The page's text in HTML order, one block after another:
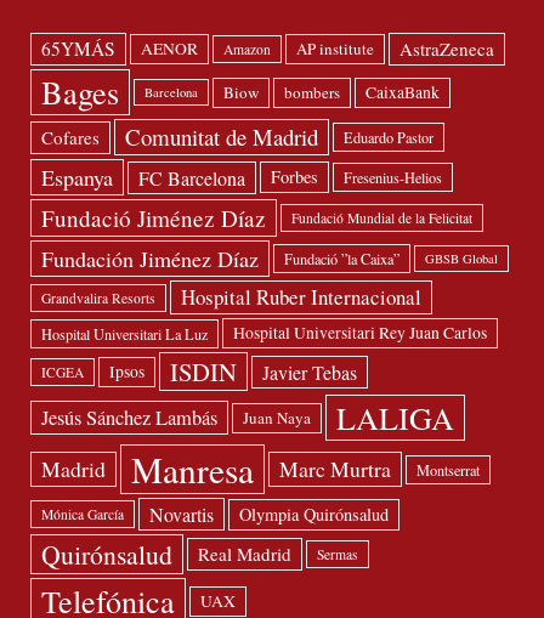
65YMÁS AENOR Amazon AP institute AstraZeneca
Bages Barcelona Biow bombers CaixaBank
Cofares Comunitat de Madrid Eduardo Pastor
Espanya FC Barcelona Forbes Fresenius-Helios
Fundació Jiménez Díaz Fundació Mundial de la Felicitat
Fundación Jiménez Díaz Fundació ”la Caixa” GBSB Global
Grandvalira Resorts Hospital Ruber Internacional
Hospital Universitari La Luz Hospital Universitari Rey Juan Carlos
ICGEA Ipsos ISDIN Javier Tebas
Jesús Sánchez Lambás Juan Naya LALIGA
Madrid Manresa Marc Murtra Montserrat
Mónica García Novartis Olympia Quirónsalud
Quirónsalud Real Madrid Sermas
Telefónica UAX